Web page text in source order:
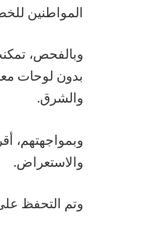
المواطنين
وبالفحص،
بدون لوحات
والشرق.
وبمواجهتهم،
والاستعراض.
وتم التحفظ على